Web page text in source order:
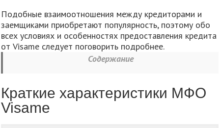
Подобные взаимоотношения между кредиторами и
заемщиками приобретают популярность, поэтому обо
всех условиях и особенностях предоставления кредита
от Visame следует поговорить подробнее.
Содержание
Краткие характеристики МФО
Visame